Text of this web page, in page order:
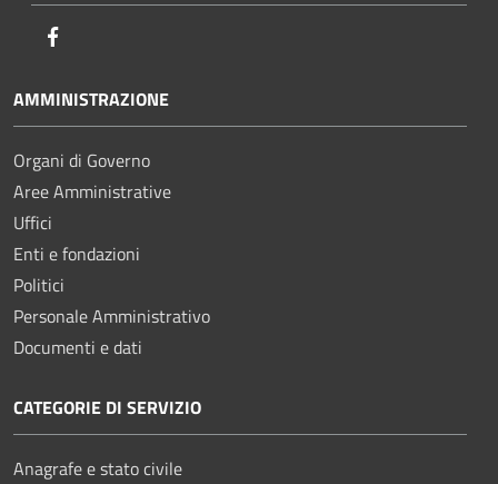
AMMINISTRAZIONE
Organi di Governo
Aree Amministrative
Uffici
Enti e fondazioni
Politici
Personale Amministrativo
Documenti e dati
CATEGORIE DI SERVIZIO
Anagrafe e stato civile